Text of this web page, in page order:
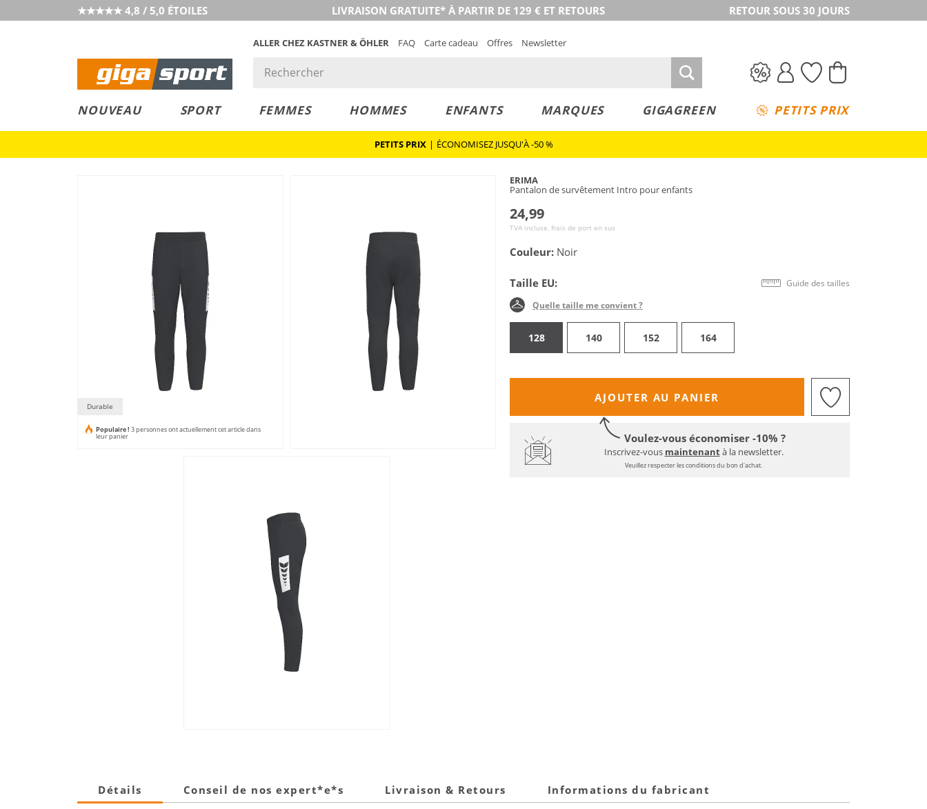
★★★★★ 4,8 / 5,0 ÉTOILES LIVRAISON GRATUITE* À PARTIR DE 129 € ET RETOURS RETOUR SOUS 30 JOURS
ALLER CHEZ KASTNER & ÖHLER FAQ Carte cadeau Offres Newsletter
NOUVEAU SPORT FEMMES HOMMES ENFANTS MARQUES GIGAGREEN PETITS PRIX
PETITS PRIX | ÉCONOMISEZ JUSQU'À -50 %
Durable
Populaire ! 3 personnes ont actuellement cet article dans
leur panier
ERIMA
Pantalon de survêtement Intro pour enfants
24,99
TVA incluse, frais de port en sus
Couleur: Noir
Taille EU: Guide des tailles
Quelle taille me convient ?
128 140 152 164
AJOUTER AU PANIER
Voulez-vous économiser -10% ?
Inscrivez-vous maintenantà la newsletter.
Veuillez respecter les conditions du bon d'achat.
Détails Conseil de nos expert*e*s Livraison & Retours Informations du fabricant